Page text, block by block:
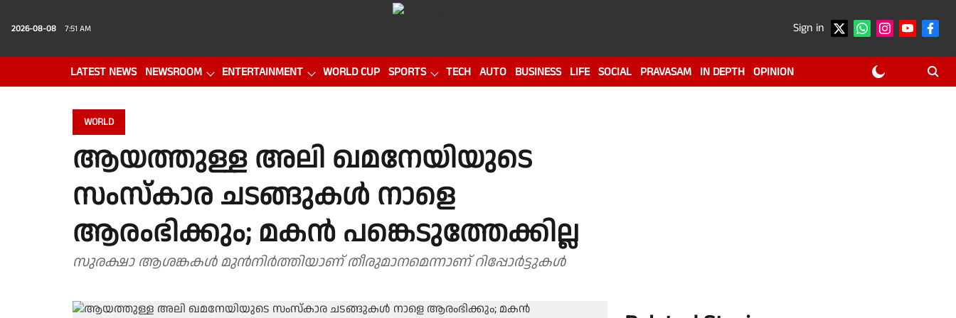
2026-08-08 7:51 AM Sign in
LATEST NEWS NEWSROOM ENTERTAINMENT WORLD CUP SPORTS TECH AUTO BUSINESS LIFE SOCIAL PRAVASAM IN DEPTH OPINION
WORLD
ആയത്തുള്ള അലി ഖമനേയിയുടെ
സംസ്‌കാര ചടങ്ങുകള്‍ നാളെ
ആരംഭിക്കും; മകന്‍ പങ്കെടുത്തേക്കില്ല
സുരക്ഷാ ആശങ്കകള്‍ മുന്‍നിര്‍ത്തിയാണ് തീരുമാനമെന്നാണ് റിപ്പോര്‍ട്ടുകള്‍